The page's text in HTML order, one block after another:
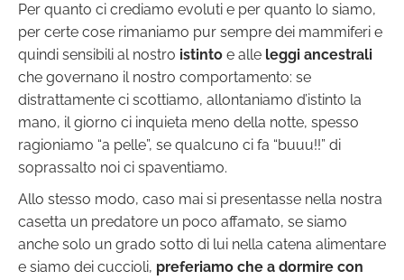
Per quanto ci crediamo evoluti e per quanto lo siamo,
per certe cose rimaniamo pur sempre dei mammiferi e
quindi sensibili al nostro istinto e alle leggi ancestrali
che governano il nostro comportamento: se
distrattamente ci scottiamo, allontaniamo d’istinto la
mano, il giorno ci inquieta meno della notte, spesso
ragioniamo “a pelle”, se qualcuno ci fa “buuu!!” di
soprassalto noi ci spaventiamo.
Allo stesso modo, caso mai si presentasse nella nostra
casetta un predatore un poco affamato, se siamo
anche solo un grado sotto di lui nella catena alimentare
e siamo dei cuccioli, preferiamo che a dormire con